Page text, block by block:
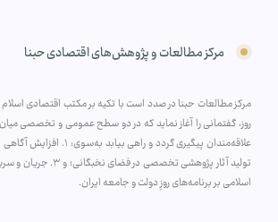
مرکز مطالعات و پژوهش‌های اقتصادی حبنا
مرکز مطالعات حبنا در صدد است با تکیه بر مکتب اقتصادی
روز، گفتمانی را آغاز نماید که در دو سطح عمومی و تخصصی
تولید آثار پژوهشی تخصصی
اسلامی بر برنامه‌های روزِ دولت و جامعه ایران.